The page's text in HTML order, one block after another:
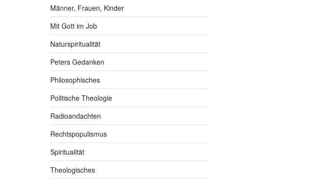
Männer, Frauen, Kinder
Mit Gott im Job
Naturspiritualität
Peters Gedanken
Philosophisches
Politische Theologie
Radioandachten
Rechtspopulismus
Spiritualität
Theologisches